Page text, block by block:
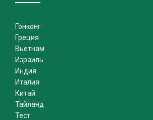
Гонконг
Греция
Вьетнам
Израиль
Индия
Италия
Китай
Тайланд
Тест